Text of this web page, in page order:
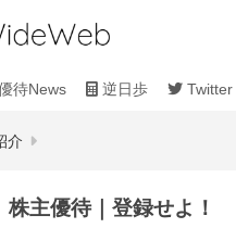
待News 逆日歩 Twitter
介
主優待｜登録せよ！